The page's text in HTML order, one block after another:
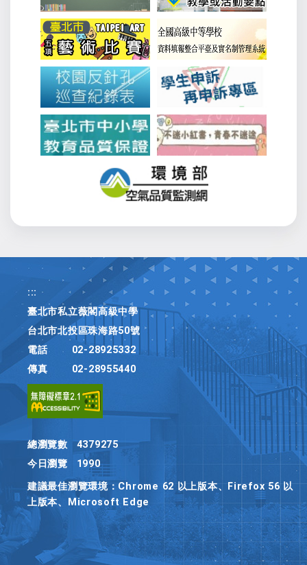
:::
臺北市私立薇閣高級中學
台北市北投區珠海路50號
電話
02-28925332
傳真
02-28955440
總瀏覽數
4379275
今日瀏覽
1990
建議最佳瀏覽環境：Chrome 62 以上版本、Firefox 56 以
上版本、Microsoft Edge